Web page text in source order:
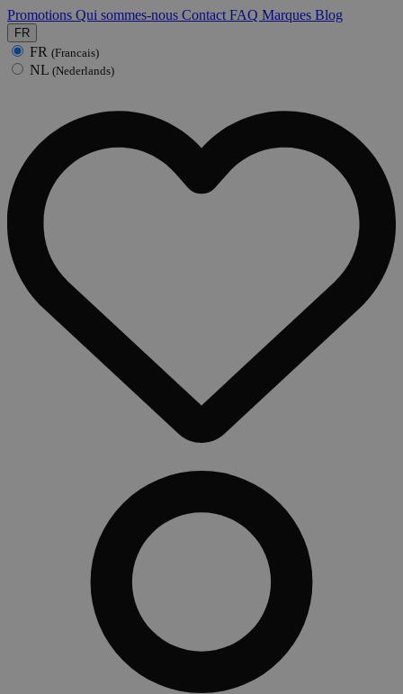
Promotions Qui sommes-nous Contact FAQ Marques Blog
FR
FR (Francais)
NL (Nederlands)